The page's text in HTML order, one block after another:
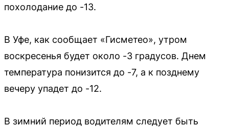
похолодание до -13.
В Уфе, как сообщает «Гисметео», утром
воскресенья будет около -3 градусов. Днем
температура понизится до -7, а к позднему
вечеру упадет до -12.
В зимний период водителям следует быть